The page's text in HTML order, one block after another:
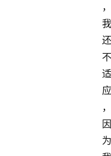
，
我
还
不
适
应
，
因
为